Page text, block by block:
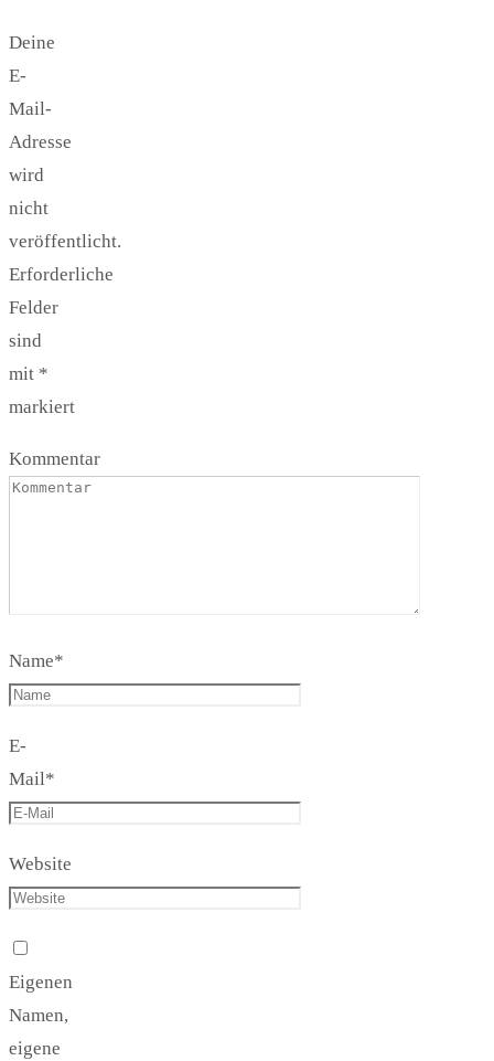
Deine
E-
Mail-
Adresse
wird
nicht
veröffentlicht.
Erforderliche
Felder
sind
mit *
markiert
Kommentar
Name*
E-
Mail*
Website
Eigenen
Namen,
eigene